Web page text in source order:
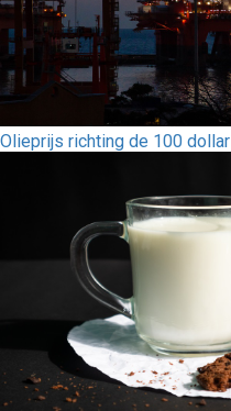
Olieprijs richting de 100 dollar